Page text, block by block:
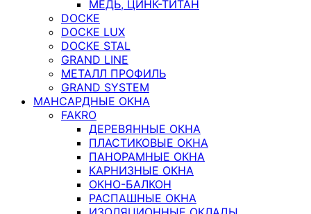
МЕДЬ, ЦИНК-ТИТАН
DOCKE
DOCKE LUX
DOCKE STAL
GRAND LINE
МЕТАЛЛ ПРОФИЛЬ
GRAND SYSTEM
МАНСАРДНЫЕ ОКНА
FAKRO
ДЕРЕВЯННЫЕ ОКНА
ПЛАСТИКОВЫЕ ОКНА
ПАНОРАМНЫЕ ОКНА
КАРНИЗНЫЕ ОКНА
ОКНО-БАЛКОН
РАСПАШНЫЕ ОКНА